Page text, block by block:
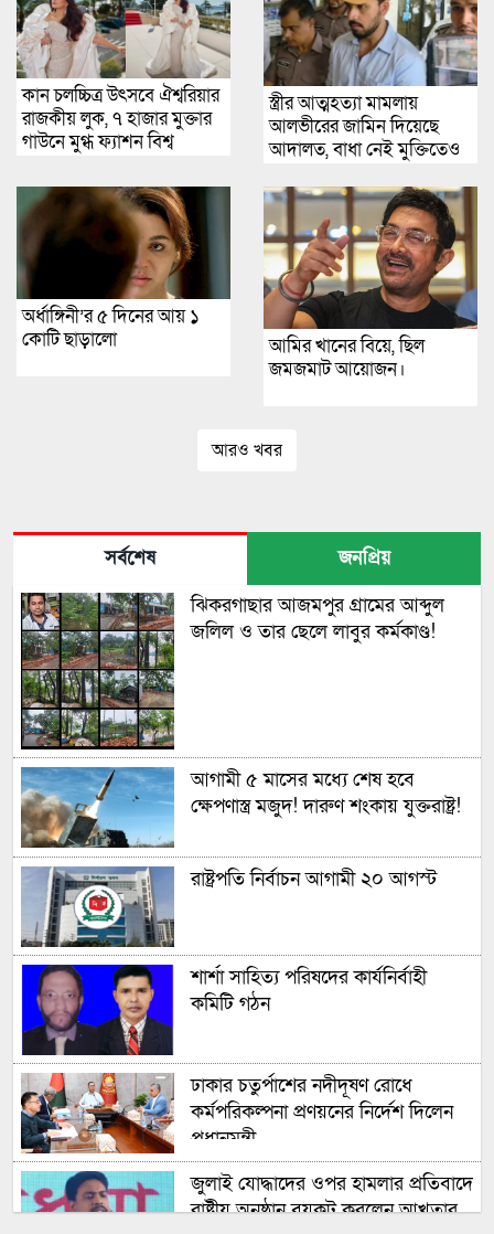
কান চলচ্চিত্র উৎসবে ঐশ্বরিয়ার
রাজকীয় লুক, ৭ হাজার মুক্তার
গাউনে মুগ্ধ ফ্যাশন বিশ্ব
স্ত্রীর আত্মহত্যা মামলায়
আলভীরের জামিন দিয়েছে
আদালত, বাধা নেই মুক্তিতেও
অর্ধাঙ্গিনী’র ৫ দিনের আয় ১
কোটি ছাড়ালো
আমির খানের বিয়ে, ছিল
জমজমাট আয়োজন।
আরও খবর
সর্বশেষ জনপ্রিয়
ঝিকরগাছার আজমপুর গ্রামের আব্দুল
জলিল ও তার ছেলে লাবুর কর্মকাণ্ড!
আগামী ৫ মাসের মধ্যে শেষ হবে
ক্ষেপণাস্ত্র মজুদ! দারুণ শংকায় যুক্তরাষ্ট্র!
রাষ্ট্রপতি নির্বাচন আগামী ২০ আগস্ট
শার্শা সাহিত্য পরিষদের কার্যনির্বাহী
কমিটি গঠন
ঢাকার চতুর্পাশের নদীদূষণ রোধে
কর্মপরিকল্পনা প্রণয়নের নির্দেশ দিলেন
প্রধানমন্ত্রী
জুলাই যোদ্ধাদের ওপর হামলার প্রতিবাদে
রাষ্ট্রীয় অনুষ্ঠান বয়কট করলেন আখতার